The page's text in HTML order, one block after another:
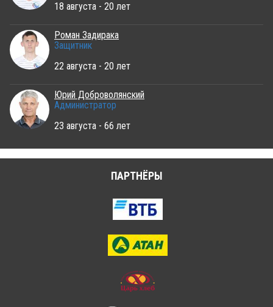
18 августа - 20 лет
Роман Задирака
Защитник
22 августа - 20 лет
Юрий Доброволянский
Администратор
23 августа - 66 лет
ПАРТНЁРЫ